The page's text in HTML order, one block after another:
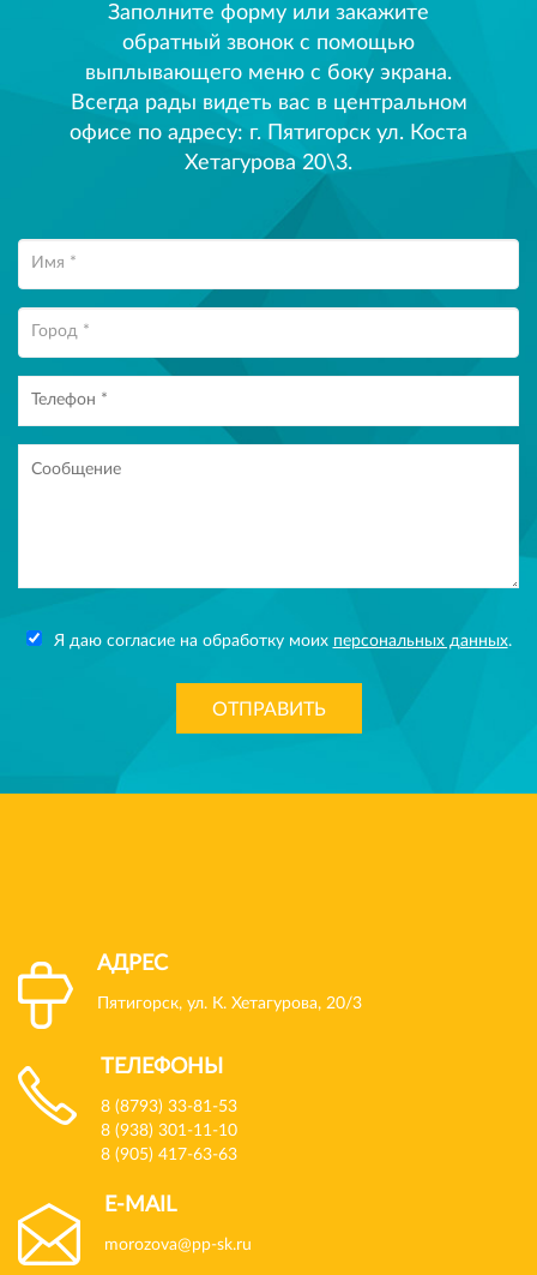
Заполните форму или закажите
обратный звонок с помощью
выплывающего меню с боку экрана.
Всегда рады видеть вас в центральном
офисе по адресу: г. Пятигорск ул. Коста
Хетагурова 20\3.
Я даю согласие на обработку моих персональных данных.
ОТПРАВИТЬ
АДРЕС
Пятигорск, ул. К. Хетагурова, 20/3
ТЕЛЕФОНЫ
8 (8793) 33-81-53
8 (938) 301-11-10
8 (905) 417-63-63
E-MAIL
morozova@pp-sk.ru